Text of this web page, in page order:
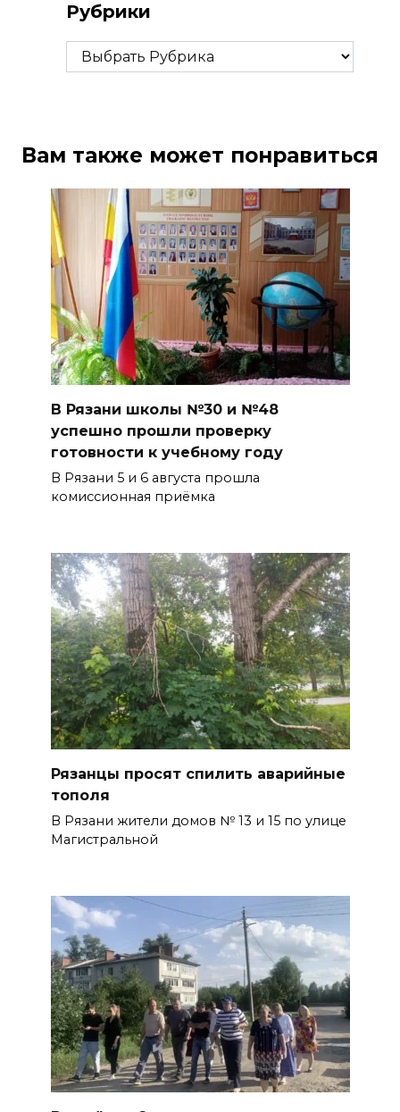
Рубрики
Рубрики
Вам также может понравиться
В Рязани школы №30 и №48
успешно прошли проверку
готовности к учебному году
В Рязани 5 и 6 августа прошла
комиссионная приёмка
Рязанцы просят спилить аварийные
тополя
В Рязани жители домов № 13 и 15 по улице
Магистральной